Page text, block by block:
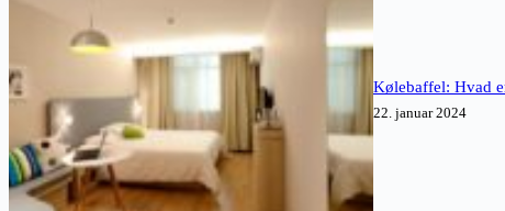
Kølebaffel: Hvad
22. januar 2024